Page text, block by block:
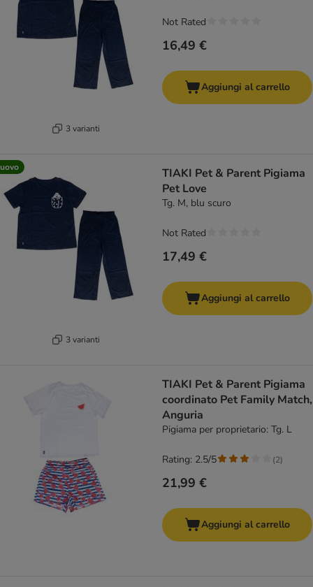
3 varianti
16,49 €
Not Rated
Aggiungi al carrello
3 varianti
TIAKI Pet & Parent Pigiama
Pet Love
Tg. M, blu scuro
17,49 €
Not Rated
Aggiungi al carrello
TIAKI Pet & Parent Pigiama
coordinato Pet Family Match,
Anguria
Pigiama per proprietario: Tg. L
21,99 €
Rating: 2.5/5 (2)
Aggiungi al carrello